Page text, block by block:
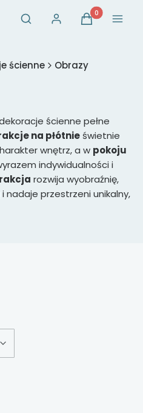
Otwórz wyszukiwarkę
Szukaj Zaloguj sięProdukty w
Koszyk Menu
ścienne Obrazy
ścienne pełne
na płótnie świetnie
wnętrz, a w pokoju
indywidualności i
rozwija wyobraźnię,
nadaje przestrzeni unikalny,